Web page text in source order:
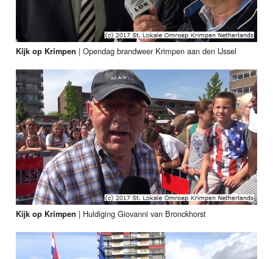
Kijk op Krimpen |Opendag brandweer Krimpen aan den IJssel
Kijk op Krimpen | Huldiging Giovanni van Bronckhorst